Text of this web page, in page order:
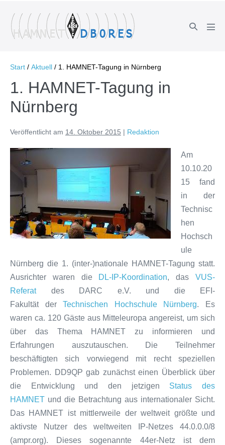
Inhalt
springen
Suche-
Start / Aktuell / 1. HAMNET-Tagung in Nürnberg
1. HAMNET-Tagung in
Nürnberg
Veröffentlicht am 14. Oktober 2015 | Redaktion
Am
10.10.20
15 fand
in der
Technisc
hen
Hochsch
ule
Nürnberg die 1. (inter-)nationale HAMNET-Tagung statt.
Ausrichter waren die DL-IP-Koordination, dasVUS-
Referatdes DARC e.V. und die EFI-
Fakultät derTechnischen Hochschule Nürnberg. Es
waren ca. 120 Gäste aus Mitteleuropa angereist, um sich
über das Thema HAMNET zu informieren und
Erfahrungen auszutauschen. Die Teilnehmer
beschäftigten sich vorwiegend mit recht speziellen
Problemen. DD9QP gab zunächst einen Überblick über
die Entwicklung und den jetzigen Status des
HAMNET und die Betrachtung aus internationaler Sicht.
Das HAMNET ist mittlerweile der weltweit größte und
aktivste Nutzer des weltweiten IP-Netzes 44.0.0.0/8
(ampr.org). Dieses sogenannte 44er-Netz ist dem